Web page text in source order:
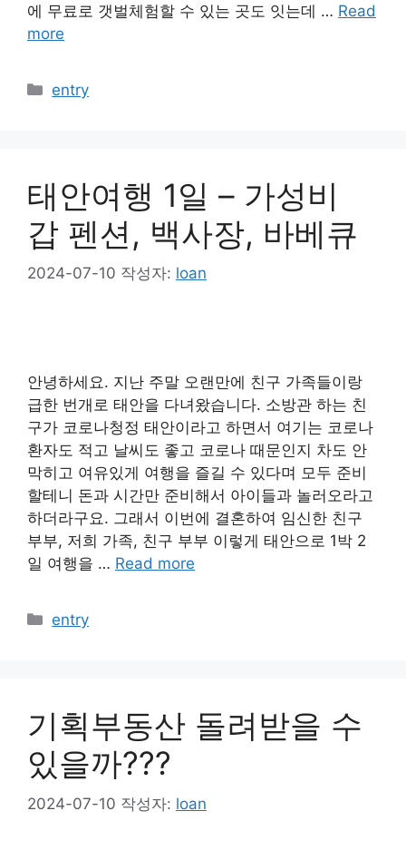
에 무료로 갯벌체험할 수 있는 곳도 잇는데 … Read
more
카
entry
태안여행 1일 – 가성비
갑 펜션, 백사장, 바베큐
2024-07-10 작성자: loan
안녕하세요. 지난 주말 오랜만에 친구 가족들이랑
급한 번개로 태안을 다녀왔습니다. 소방관 하는 친
구가 코로나청정 태안이라고 하면서 여기는 코로나
환자도 적고 날씨도 좋고 코로나 때문인지 차도 안
막히고 여유있게 여행을 즐길 수 있다며 모두 준비
할테니 돈과 시간만 준비해서 아이들과 놀러오라고
하더라구요. 그래서 이번에 결혼하여 임신한 친구
부부, 저희 가족, 친구 부부 이렇게 태안으로 1박 2
일 여행을 … Read more
카
entry
기획부동산 돌려받을 수
있을까???
2024-07-10 작성자: loan